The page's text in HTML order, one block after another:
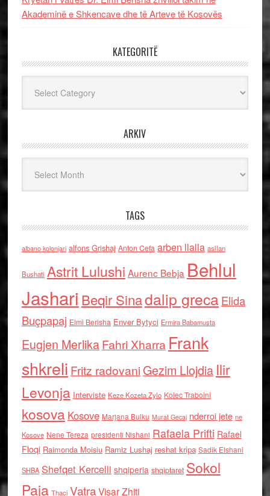
Akademinë e Shkencave dhe të Arteve të Kosovës
KATEGORITË
ARKIV
TAGS
albano kolonjari alfons Grishaj Anton Cefa arben llalla asllan
Bushati Astrit Lulushi Aurenc Bebja Behlul
Jashari Beqir Sinadalip grecaElida
Buçpapaj Elmi Berisha Enver Bytyci Ermira Babamusta
Eugjen MerlikaFahri Xharra Frank
shkreli Fritz radovaniGezim Llojdia Ilir
Levonja Interviste Keze Kozeta Zylo Kolec Traboini
kosova Kosove Marjana Bulku Murat Gecaj nderroi jete ne
Kosove Nene Tereza presidenti Nishani Rafaela Prifti Rafael
Floqi Raimonda Moisiu Ramiz Lushaj reshat kripa Sadik Elshani
SHBA Shefqet Kercelli shqiperia shqiptaret Sokol
Paja Thaci VatraVisar Zhiti